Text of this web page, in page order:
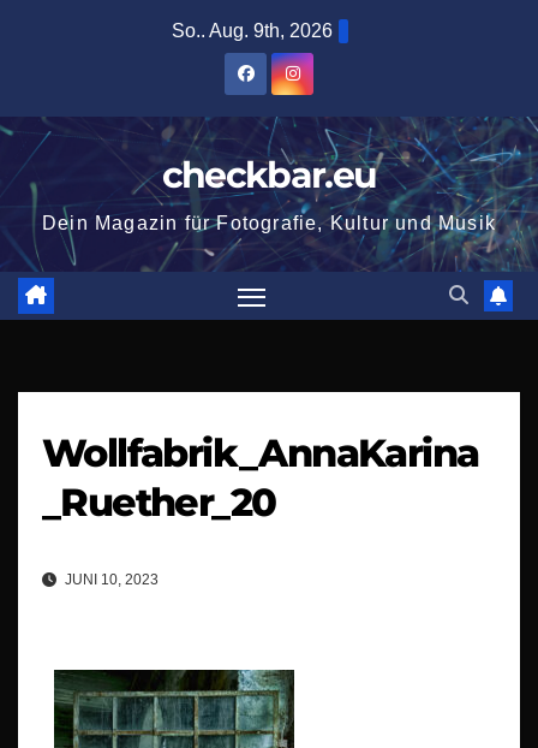
So.. Aug. 9th, 2026
checkbar.eu
Dein Magazin für Fotografie, Kultur und Musik
Wollfabrik_AnnaKarina
_Ruether_20
JUNI 10, 2023